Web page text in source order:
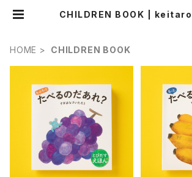
CHILDREN BOOK |
HOME CHILDREN BOOK